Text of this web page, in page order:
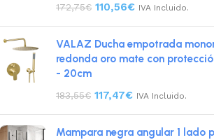
172,75€ 110,56€ IVA Incluido.
VALAZ Ducha empotrada
redonda oro mate con
- 20cm
183,55€ 117,47€ IVA Incluido.
Mampara negra angular 1 lado